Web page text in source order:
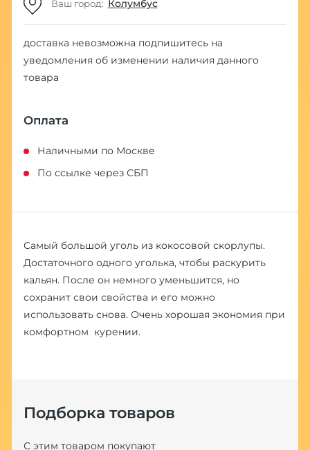
Ваш город: Колумбус
доставка невозможна подпишитесь на
уведомления об изменении наличия данного
товара
Оплата
Наличными по Москве
По ссылке через СБП
Самый большой уголь из кокосовой скорлупы.
Достаточного одного уголька, чтобы раскурить
кальян. После он немного уменьшится, но
сохранит свои свойства и его можно
использовать снова. Очень хорошая экономия при
комфортном курении.
Подборка товаров
С этим товаром покупают